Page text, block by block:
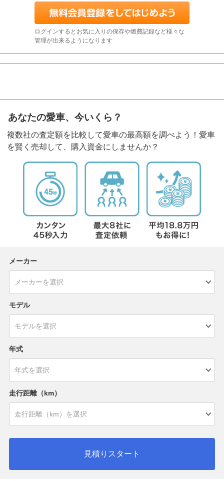
ログインするとお気に入りの保存や燃費記録など様々な
管理が出来るようになります
あなたの愛車、今いくら？
複数社の査定額を比較して愛車の最高額を調べよう！愛車
を賢く売却して、購入資金にしませんか？
メーカー
モデル
年式
走行距離（km）
見積りスタート